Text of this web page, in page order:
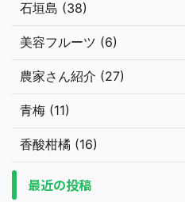
石垣島 (38)
美容フルーツ (6)
農家さん紹介 (27)
青梅 (11)
香酸柑橘 (16)
最近の投稿